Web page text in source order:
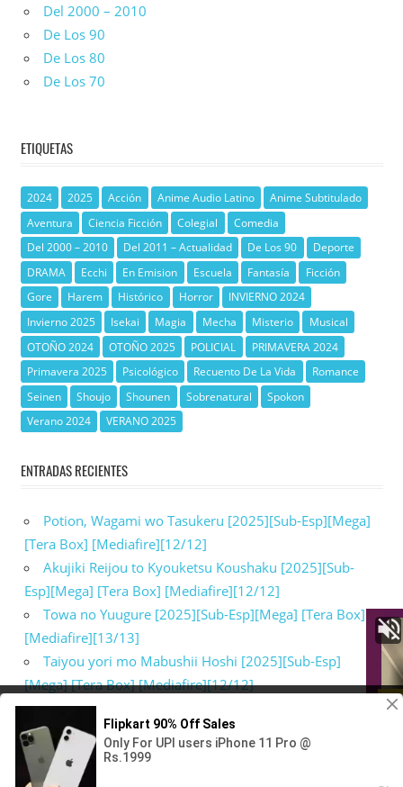
Del 2000 – 2010
De Los 90
De Los 80
De Los 70
ETIQUETAS
2024 2025 Acción Anime Audio Latino
Anime Subtitulado
Aventura
Ciencia Ficción Colegial
Comedia
Del 2000 – 2010
Del 2011 – Actualidad De Los 90
Deporte
DRAMA
Ecchi En Emision Escuela Fantasía
Ficción
Gore
Harem Histórico Horror
INVIERNO 2024
Invierno 2025
Isekai Magia Mecha Misterio
Musical
OTOÑO 2024
OTOÑO 2025 POLICIAL
PRIMAVERA 2024
Primavera 2025
Psicológico Recuento De La Vida
Romance
Seinen
Shoujo Shounen Sobrenatural
Spokon
Verano 2024
VERANO 2025
ENTRADAS RECIENTES
Potion, Wagami wo Tasukeru [2025][Sub-Esp][Mega]
[Tera Box] [Mediafire][12/12]
Akujiki Reijou to Kyouketsu Koushaku [2025][Sub-
Esp][Mega] [Tera Box] [Mediafire][12/12]
Towa no Yuugure [2025][Sub-Esp][Mega] [Tera Box]
[Mediafire][13/13]
Taiyou yori mo Mabushii Hoshi [2025][Sub-Esp]
[Mega] [Tera Box] [Mediafire][12/12]
Watashi wo Tabetai, Hitodenashi [2025][Sub-Esp]
[Mega] [Tera Box] [Mediafire][13/13]
Utilizamos cookies para asegurar que damos la mejor
experiencia al usuario en nuestra web. Si sigues utilizando
este sitio asumiremos que estás de acuerdo.